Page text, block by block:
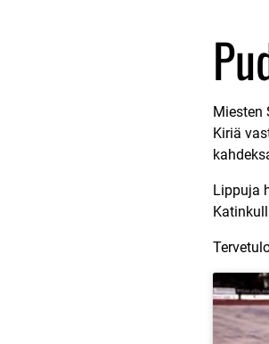
Miesten
Kiriä
Lippuja